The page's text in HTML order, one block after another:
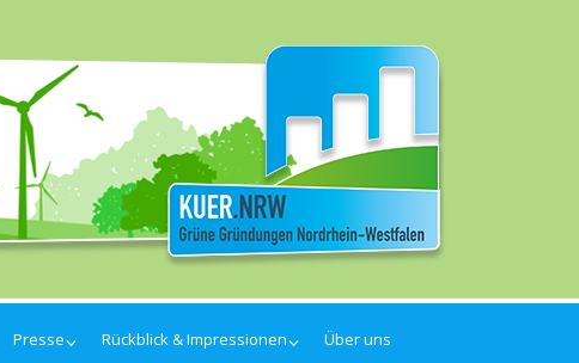
Presse Rückblick & Impressionen Über uns